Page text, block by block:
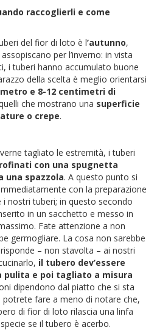
raccoglierli e come
del fior di loto è l’autunno,
per l’inverno: in vista
i tuberi hanno accumulato buone
della scelta è meglio orientarsi
e 8-12 centimetri di
che mostrano una superficie
o crepe.
tagliato le estremità, i tuberi
con una spugnetta
una spazzola. A questo punto si
con la preparazione
nostri tuberi; in questo secondo
in un sacchetto e messo in
Fate attenzione a non
germogliare. La cosa non sarebbe
– non stavolta – ai nostri
il tubero dev’essere
pulita e poi tagliato a misura
dipendono dal piatto che si sta
fare a meno di notare che,
di fior di loto rilascia una linfa
se il tubero è acerbo.